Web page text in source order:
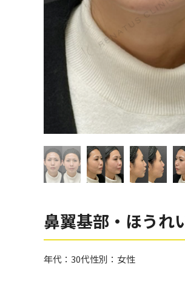
眼窩縁（目の下）
ゴウリ
糸リフト
目の下のクマ取り
その他
Gender
性別から探す
女性
男性
Age
年代から探す
鼻翼基部・ほうれ
年代： 30代性別： 女性